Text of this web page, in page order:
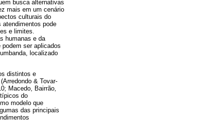
busca alternativas
mais em um cenário
culturais do
atendimentos pode
e limites.
humanas e da
ser aplicados
localizado
distintos e
& Tovar-
Macedo, Bairrão,
do
modelo que
das principais